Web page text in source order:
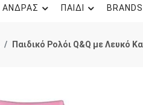
ΑΝΔΡΑΣ ΠΑΙΔΙ BRANDS
Παιδικό Ρολόι Q&Q με Λευκό